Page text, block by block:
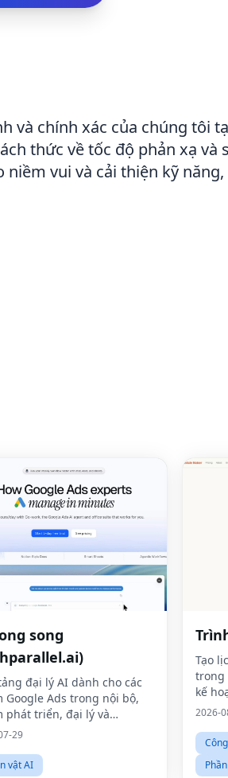
và chính xác của chúng tôi
thức về tốc độ phản xạ và
vui và cải thiện kỹ
song
đại lý AI dành cho các
Google Ads trong nội bộ,
phát triển, đại lý và
tiện truyền thông trả phí.
29
vật AI
Tạo
trong
kế
2026-